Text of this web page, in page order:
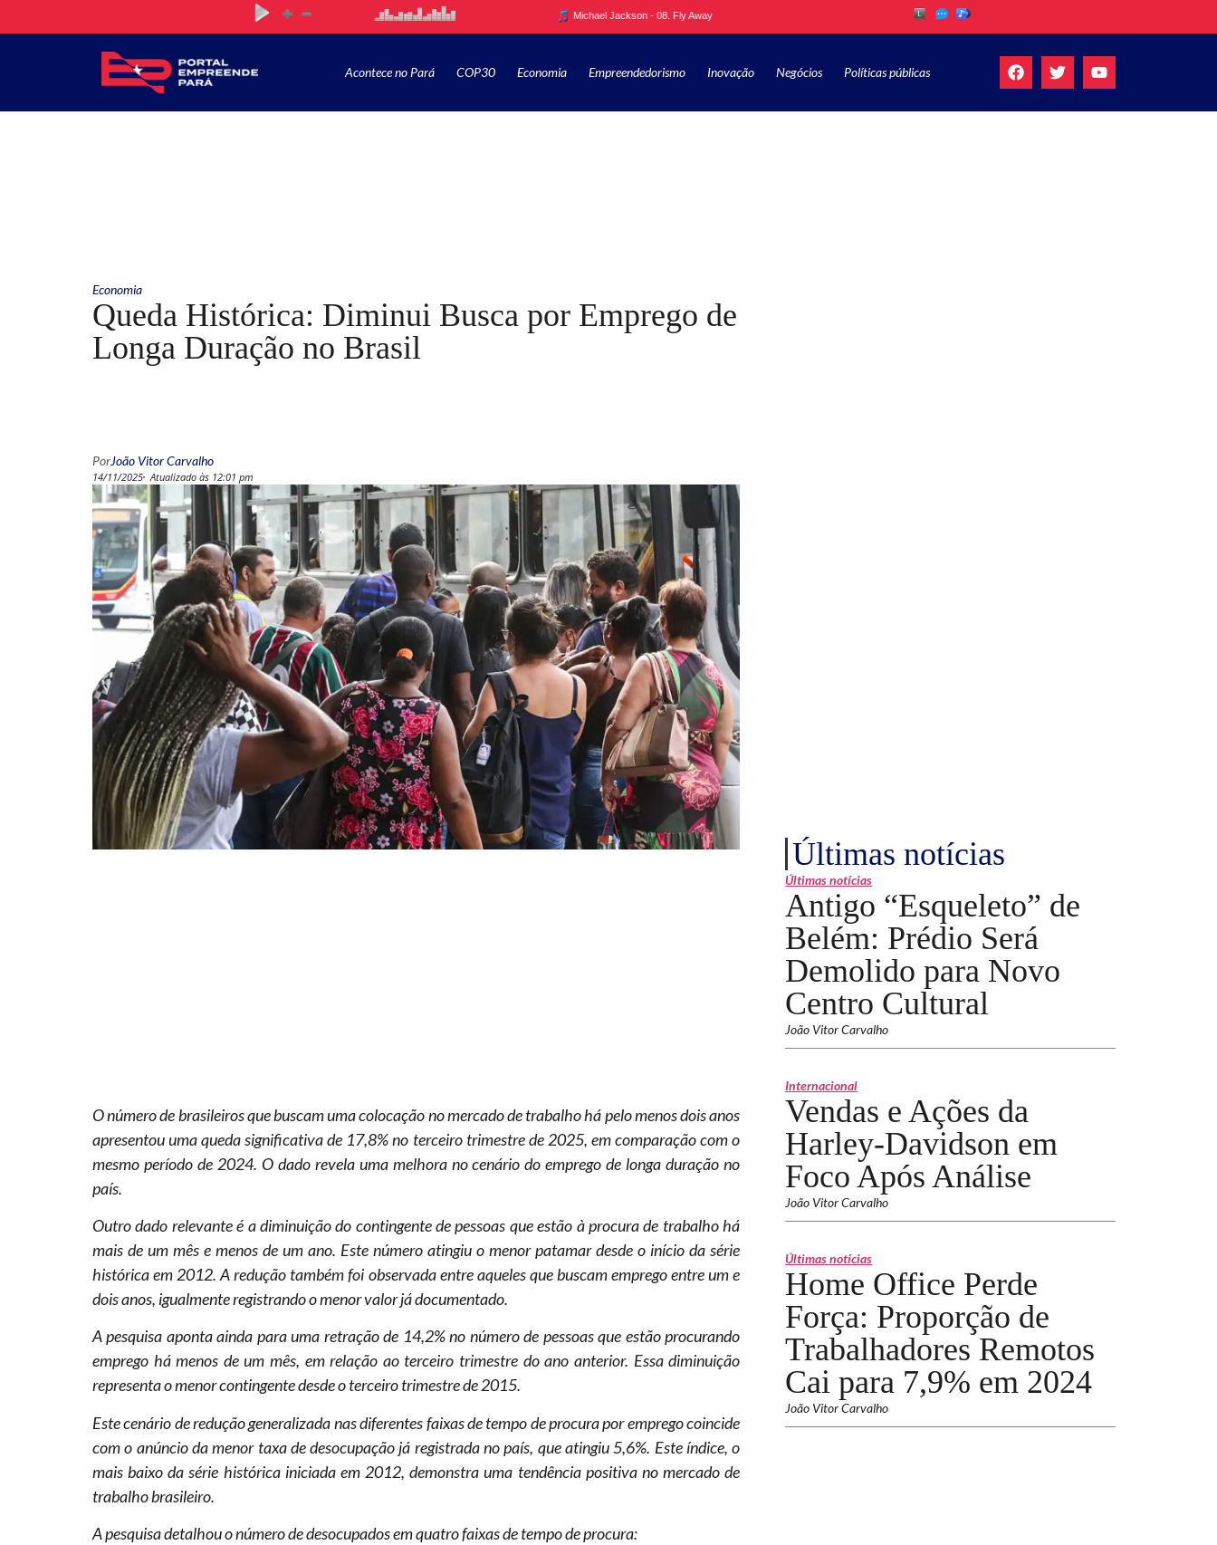
Acontece no Pará COP30 Economia Empreendedorismo Inovação Negócios Políticas públicas
Economia
Queda Histórica: Diminui Busca por Emprego de
Longa Duração no Brasil
PorJoão Vitor Carvalho
14/11/2025 Atualizado às 12:01 pm
O número de brasileiros que buscam uma colocação no mercado de trabalho há pelo menos dois anos
apresentou uma queda significativa de 17,8% no terceiro trimestre de 2025, em comparação com o
mesmo período de 2024. O dado revela uma melhora no cenário do emprego de longa duração no
país.
Outro dado relevante é a diminuição do contingente de pessoas que estão à procura de trabalho há
mais de um mês e menos de um ano. Este número atingiu o menor patamar desde o início da série
histórica em 2012. A redução também foi observada entre aqueles que buscam emprego entre um e
dois anos, igualmente registrando o menor valor já documentado.
A pesquisa aponta ainda para uma retração de 14,2% no número de pessoas que estão procurando
emprego há menos de um mês, em relação ao terceiro trimestre do ano anterior. Essa diminuição
representa o menor contingente desde o terceiro trimestre de 2015.
Este cenário de redução generalizada nas diferentes faixas de tempo de procura por emprego coincide
com o anúncio da menor taxa de desocupação já registrada no país, que atingiu 5,6%. Este índice, o
mais baixo da série histórica iniciada em 2012, demonstra uma tendência positiva no mercado de
trabalho brasileiro.
A pesquisa detalhou o número de desocupados em quatro faixas de tempo de procura:
Últimas notícias
Últimas notícias
Antigo “Esqueleto” de
Belém: Prédio Será
Demolido para Novo
Centro Cultural
João Vitor Carvalho
Internacional
Vendas e Ações da
Harley-Davidson em
Foco Após Análise
João Vitor Carvalho
Últimas notícias
Home Office Perde
Força: Proporção de
Trabalhadores Remotos
Cai para 7,9% em 2024
João Vitor Carvalho